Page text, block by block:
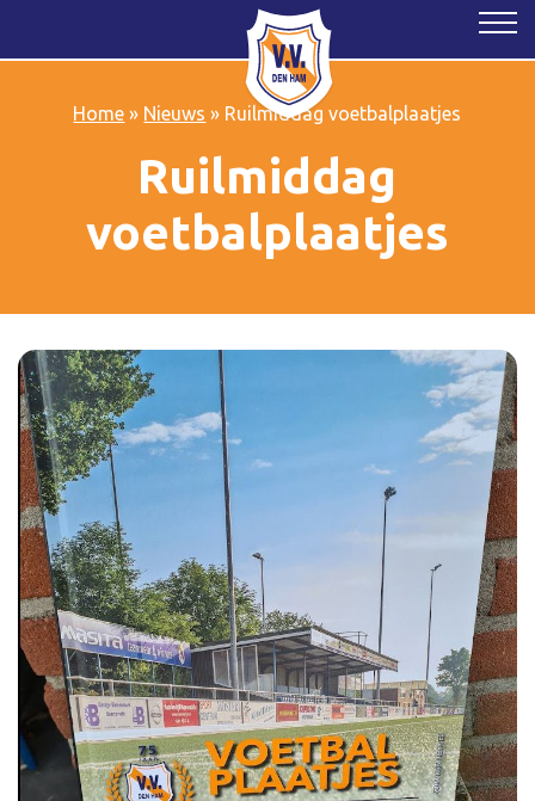
Home » Nieuws » Ruilmiddag voetbalplaatjes
Ruilmiddag
voetbalplaatjes